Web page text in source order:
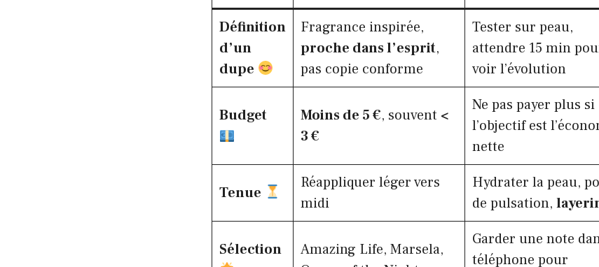
Définition
d’un
dupe
Fragrance inspirée,
proche dans l’esprit,
pas copie conforme
Tester sur peau,
attendre 15 min
voir l’évolution
Budget Moins de 5 €, souvent <
3 €
Ne pas payer plus si
l’objectif est
nette
Tenue
Réappliquer léger vers
midi
Hydrater la peau,
de pulsation,
Sélection
Amazing Life, Marsela,
Garder une note
téléphone pour